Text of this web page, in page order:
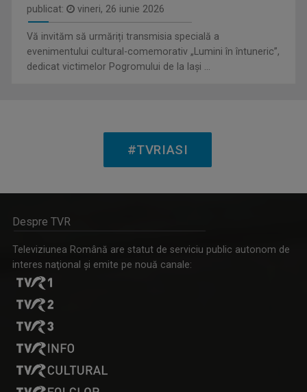
ETNIC NEWS
Emisiune care explorează bogăția ...
Emisiune de reportaj și investigație realizată ...
OVIDIU MIHĂIUC
Prezintă emisiunea "Educația la Zi" și ...
publicat: vineri, 26 iunie 2026
Vă invităm să urmăriți transmisia specială a
evenimentului cultural-comemorativ „Lumini în întuneric”,
dedicat victimelor Pogromului de la Iași ...
#TVRIASI
Despre TVR
Televiziunea Română are statut de serviciu public autonom de
interes naţional şi emite pe nouă canale: